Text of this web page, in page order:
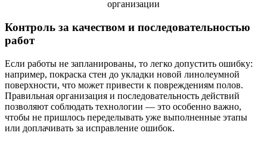
Контроль за качеством и последовательностью
работ
Если работы не запланированы, то легко допустить ошибку:
например, покраска стен до укладки новой линолеумной
поверхности, что может привести к повреждениям полов.
Правильная организация и последовательность действий
позволяют соблюдать технологии — это особенно важно,
чтобы не пришлось переделывать уже выполненные этапы
или доплачивать за исправление ошибок.